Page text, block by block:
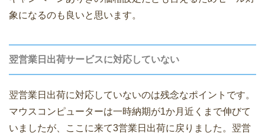
象になるのも良いと思います。
翌営業日出荷サービスに対応していない
翌営業日出荷に対応していないのは残念なポイントです。
マウスコンピューターは一時納期が1か月近くまで伸びて
いましたが、ここに来て3営業日出荷に戻りました。翌営